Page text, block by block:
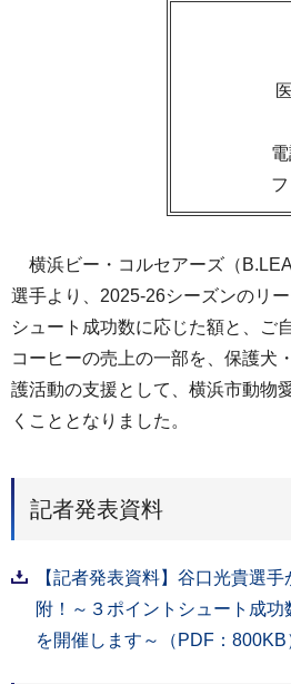
横浜ビー・コルセアーズ（
選手より、2025-26シーズンのリ
シュート成功数に応じた額と、ご
コーヒーの売上の一部を、保護犬
護活動の支援として、横浜市動物
くこととなりました。
記者発表資料
【記者発表資料】谷口光貴選
附！～３ポイントシュート成
を開催します～（PDF：800KB